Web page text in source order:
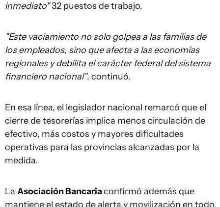
inmediato"32 puestos de trabajo.
"Este vaciamiento no solo golpea a las familias de
los empleados, sino que afecta a las economías
regionales y debilita el carácter federal del sistema
financiero nacional", continuó.
En esa línea, el legislador nacional remarcó que el
cierre de tesorerías implica menos circulación de
efectivo, más costos y mayores dificultades
operativas para las provincias alcanzadas por la
medida.
La Asociación Bancariaconfirmó además que
mantiene el estado de alerta y movilización en todo